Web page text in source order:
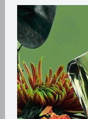
Productos